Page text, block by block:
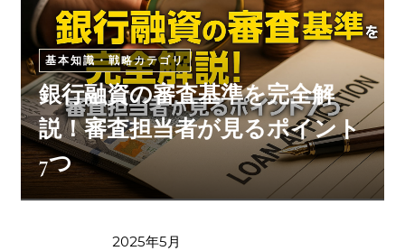
基本知識・戦略カテゴリ
銀行融資の審査基準を完全解
説！審査担当者が見るポイント
7つ
2025年5月